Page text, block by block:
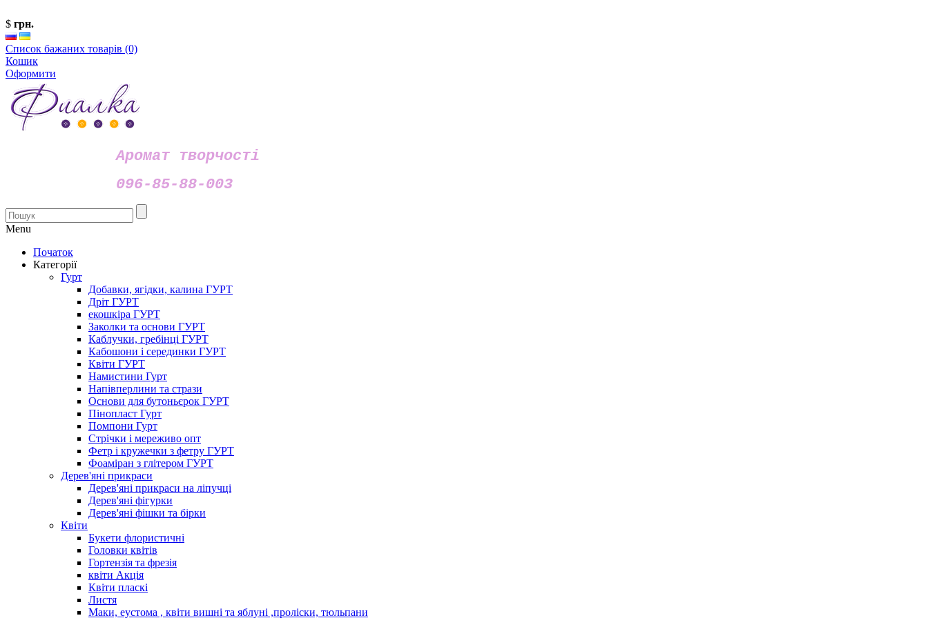
$ грн.
Список бажаних товарів (0)
Кошик
Оформити
Аромат творчості
096-85-88-003
Menu
Початок
Категорії
Гурт
Добавки, ягідки, калина ГУРТ
Дріт ГУРТ
екошкіра ГУРТ
Заколки та основи ГУРТ
Каблучки, гребінці ГУРТ
Кабошони і серединки ГУРТ
Квіти ГУРТ
Намистини Гурт
Напівперлини та стрази
Основи для бутоньєрок ГУРТ
Пінопласт Гурт
Помпони Гурт
Стрічки і мереживо опт
Фетр і кружечки з фетру ГУРТ
Фоаміран з глітером ГУРТ
Дерев'яні прикраси
Дерев'яні прикраси на ліпучці
Дерев'яні фігурки
Дерев'яні фішки та бірки
Квіти
Букети флористичні
Головки квітів
Гортензія та фрезія
квіти Акція
Квіти пласкі
Листя
Маки, еустома , квіти вишні та яблуні ,проліски, тюльпани